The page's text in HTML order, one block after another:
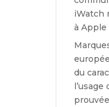
iWatch
à Apple
du